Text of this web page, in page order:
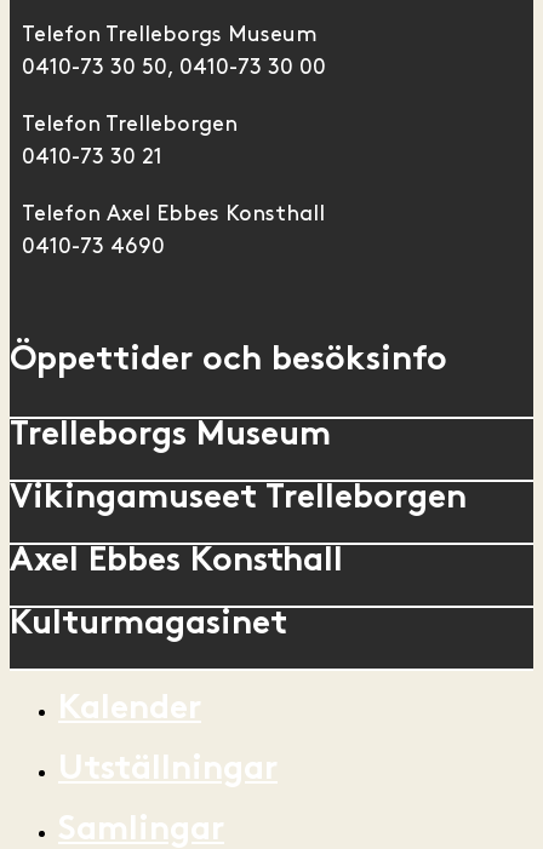
Telefon Trelleborgs Museum
0410-73 30 50, 0410-73 30 00
Telefon Trelleborgen
0410-73 30 21
Telefon Axel Ebbes Konsthall
0410-73 4690
Öppettider och besöksinfo
Trelleborgs Museum
Vikingamuseet Trelleborgen
Axel Ebbes Konsthall
Kulturmagasinet
Kalender
Utställningar
Samlingar